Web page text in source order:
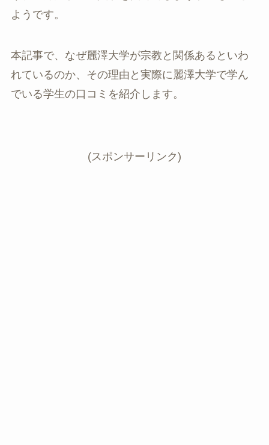
ようです。
本記事で、なぜ麗澤大学が宗教と関係あるといわ
れているのか、その理由と実際に麗澤大学で学ん
でいる学生の口コミを紹介します。
(スポンサーリンク)